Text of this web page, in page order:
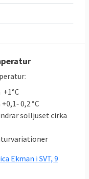
växthusgaser:
43,366 till
inlagring
för att se
ton
mängden
0,2 °C
solljuset cirka
Ekman i SVT, 9